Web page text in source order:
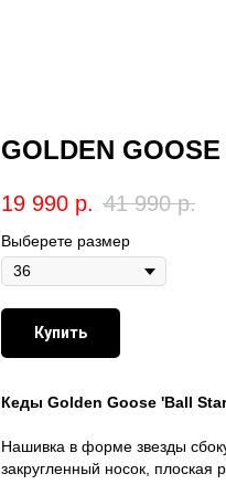
GOLDEN GOOSE
19 990 р. 41 990 р.
Выберете размер
Купить
Кеды Golden Goose 'Ball
Нашивка в форме звезды
закругленный носок,